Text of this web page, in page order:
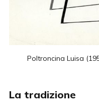
Poltroncina Luisa
La tradizione